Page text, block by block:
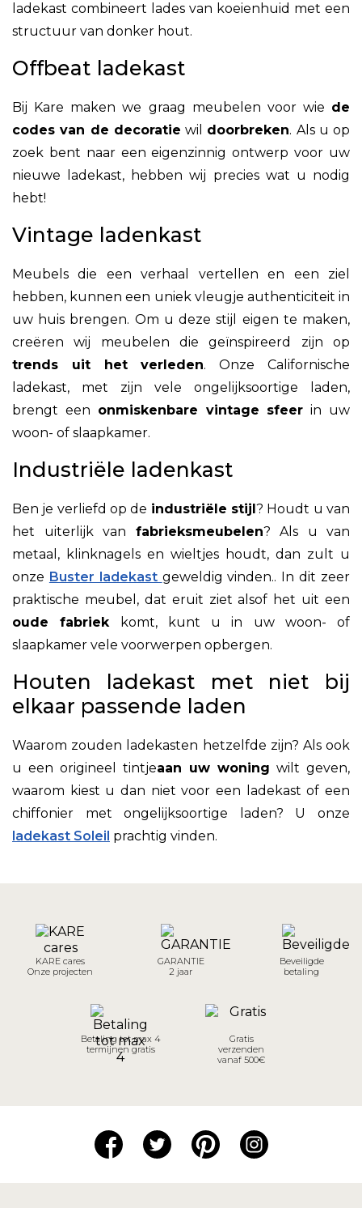
ladekast combineert lades van koeienhuid met een
structuur van donker hout.
Offbeat ladekast
Bij Kare maken we graag meubelen voor wie de
codes van de decoratie wil doorbreken. Als u op
zoek bent naar een eigenzinnig ontwerp voor uw
nieuwe ladekast, hebben wij precies wat u nodig
hebt!
Vintage ladenkast
Meubels die een verhaal vertellen en een ziel
hebben, kunnen een uniek vleugje authenticiteit in
uw huis brengen. Om u deze stijl eigen te maken,
creëren wij meubelen die geïnspireerd zijn op
trends uit het verleden. Onze Californische
ladekast, met zijn vele ongelijksoortige laden,
brengt een onmiskenbare vintage sfeer in uw
woon- of slaapkamer.
Industriële ladenkast
Ben je verliefd op de industriële stijl? Houdt u van
het uiterlijk van fabrieksmeubelen? Als u van
metaal, klinknagels en wieltjes houdt, dan zult u
onze Buster ladekast geweldig vinden.. In dit zeer
praktische meubel, dat eruit ziet alsof het uit een
oude fabriekkomt, kunt u in uw woon- of
slaapkamer vele voorwerpen opbergen.
Houten ladekast met niet bij
elkaar passende laden
Waarom zouden ladekasten hetzelfde zijn? Als ook
u een origineel tintjeaan uw woning wilt geven,
waarom kiest u dan niet voor een ladekast of een
chiffonier met ongelijksoortige laden? U onze
ladekast Soleil prachtig vinden.
KARE cares
Onze projecten
GARANTIE
2 jaar
Beveiligde
betaling
Betaling tot max 4
termijnen gratis
Gratis
verzenden
vanaf 500€